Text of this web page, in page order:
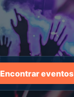
Encontrar eventos